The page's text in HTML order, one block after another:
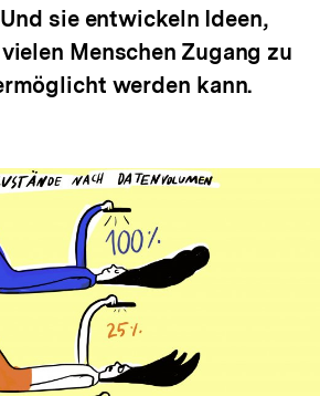
sie entwickeln Ideen,
Menschen Zugang zu
werden kann.